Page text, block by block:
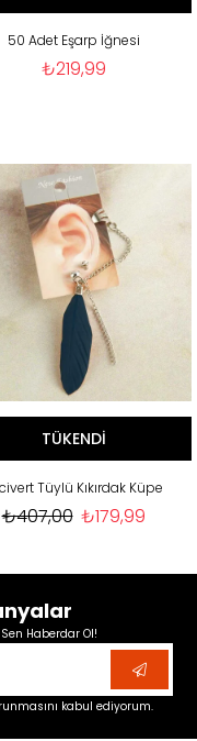
50 Adet Eşarp İğnesi
₺219,99
TÜKENDI
Tüylü Kıkırdak Küpe
₺179,99
₺407,00
Haberdar Ol!
kabul ediyorum.